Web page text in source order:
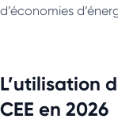
d’économies
L’utilisation
CEE en 2026